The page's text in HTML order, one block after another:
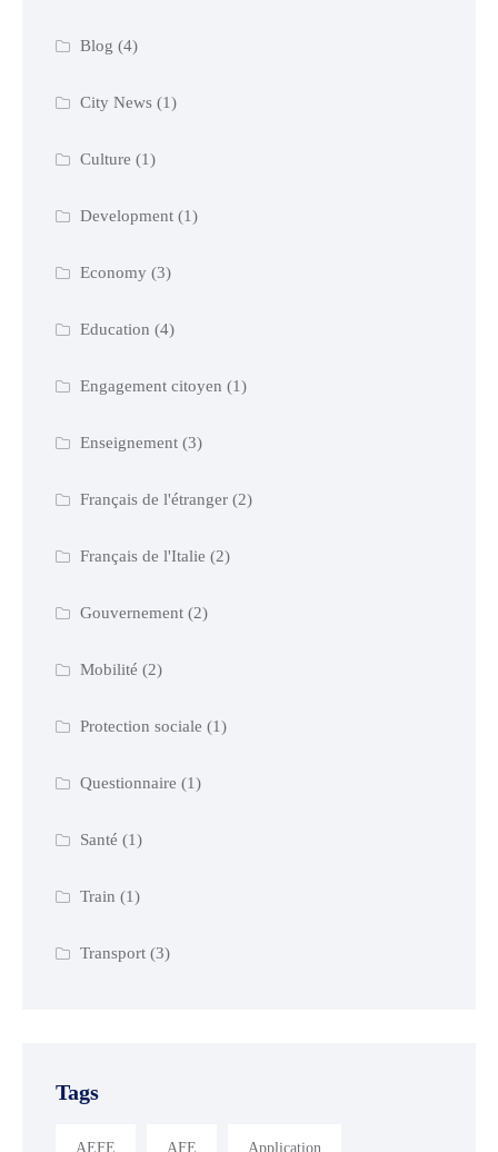
Blog (4)
City News(1)
Culture (1)
Development(1)
Economy (3)
Education (4)
Engagement citoyen (1)
Enseignement(3)
Français de l'étranger(2)
Français de l'Italie (2)
Gouvernement(2)
Mobilité (2)
Protection sociale (1)
Questionnaire (1)
Santé (1)
Train (1)
Transport(3)
Tags
AEFE AFE Application